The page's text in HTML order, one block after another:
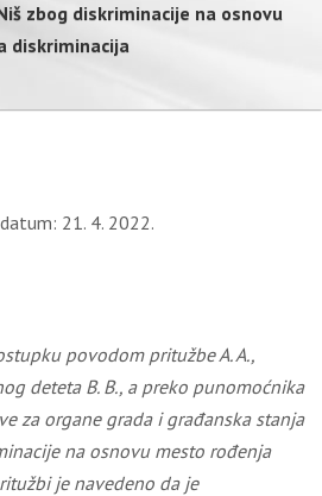
zbog diskriminacije na osnovu
diskriminacija
21. 4. 2022.
povodom pritužbeA. A.,
deteta B. B., a preko punomoćnika
za organe grada i građanska stanja
na osnovu mesto rođenja
je navedeno da je